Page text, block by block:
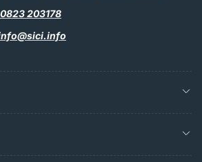
203178